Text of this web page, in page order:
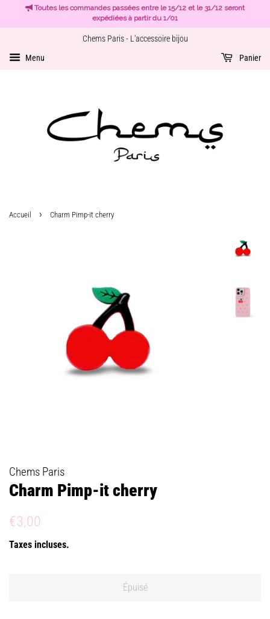
Toutes les commandes passées entre le 15/12 et le 31/12 seront
expédiées à partir du 1/01
Chems Paris - L'accessoire bijou
Menu Panier
Accueil › Charm Pimp-it cherry
Chems Paris
Charm Pimp-it cherry
Prix
€3,00
Taxes incluses.
Épuisé